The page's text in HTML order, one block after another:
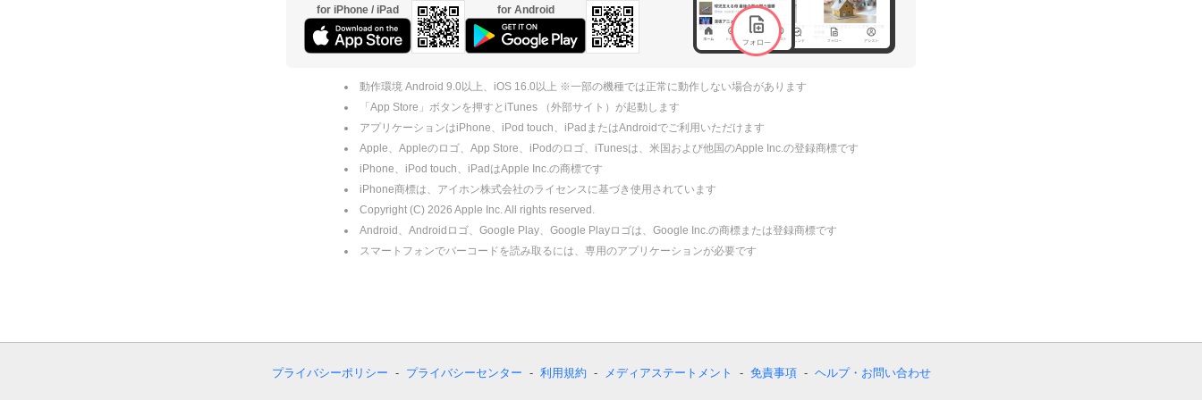
for iPhone / iPad for Android
動作環境 Android 9.0以上、iOS 16.0以上 ※一部の機種では正常に動作しない場合があります
「App Store」ボタンを押すとiTunes （外部サイト）が起動します
アプリケーションはiPhone、iPod touch、iPadまたはAndroidでご利用いただけます
Apple、Appleのロゴ、App Store、iPodのロゴ、iTunesは、米国および他国のApple Inc.の登録商標です
iPhone、iPod touch、iPadはApple Inc.の商標です
iPhone商標は、アイホン株式会社のライセンスに基づき使用されています
Copyright (C) 2026 Apple Inc. All rights reserved.
Android、Androidロゴ、Google Play、Google Playロゴは、Google Inc.の商標または登録商標です
スマートフォンでバーコードを読み取るには、専用のアプリケーションが必要です
プライバシーポリシー プライバシーセンター 利用規約 メディアステートメント 免責事項 ヘルプ・お問い合わせ